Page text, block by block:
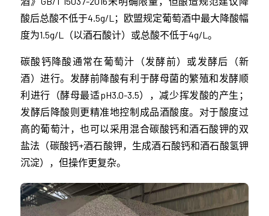
酸后总酸不低于4.5g/L；欧盟规定葡萄酒中最大降酸幅
度为1.5g/L（以酒石酸计）或总酸不低于4g/L。
碳酸钙降酸通常在葡萄汁（发酵前）或发酵后（新
酒）进行。发酵前降酸有利于酵母菌的繁殖和发酵顺
利进行（酵母最适pH3.0-3.5），减少挥发酸的产生；
发酵后降酸则更精准地控制成品酒酸度。对于酸度过
高的葡萄汁，也可以采用混合碳酸钙和酒石酸钾的双
盐法（碳酸钙+酒石酸钾，生成酒石酸钙和酒石酸氢钾
沉淀），但操作更复杂。